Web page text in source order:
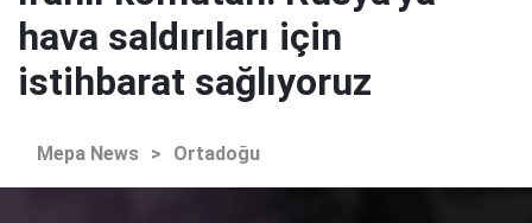
hava saldırıları için
istihbarat sağlıyoruz
Mepa News > Ortadoğu